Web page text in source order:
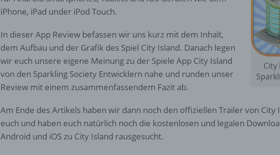
City
iPhone, iPad under iPod Touch.
In dieser App Review befassen wir uns kurz mit dem Inhalt,
dem Aufbau und der Grafik des Spiel City Island. Danach legen
wir euch unsere eigene Meinung zu der Spiele App City Island
von den Sparkling Society Entwicklern nahe und runden unser
Review mit einem zusammenfassendem Fazit ab.
Am Ende des Artikels haben wir dann noch den offiziellen Trailer von City
euch und haben euch natürlich noch die kostenlosen und legalen
Android und iOS zu City Island rausgesucht.